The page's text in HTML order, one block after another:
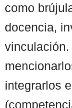
como
docencia,
integrarlos